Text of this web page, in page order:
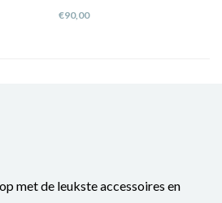
€90,00
met de leukste accessoires en